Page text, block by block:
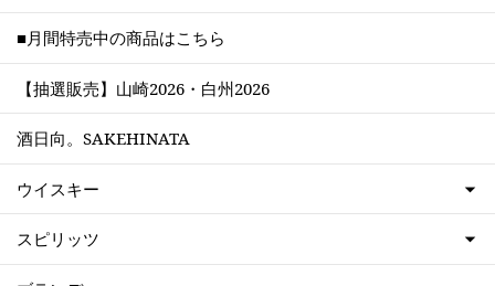
■月間特売中の商品はこちら
【抽選販売】山崎2026・白州2026
酒日向。SAKEHINATA
ウイスキー
スピリッツ